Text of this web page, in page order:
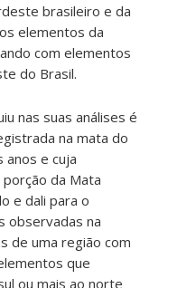
brasileiro e da
elementos da
com elementos
do Brasil.
nas suas análises é
na mata do
anos e cuja
da Mata
e dali para o
observadas na
de uma região com
que
ou mais ao norte